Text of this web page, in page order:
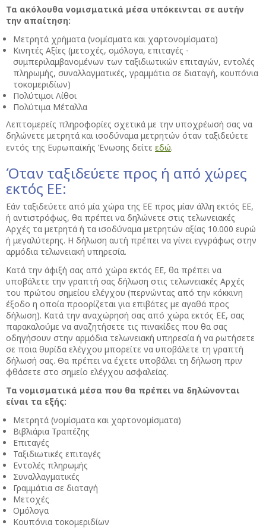
Τα ακόλουθα νομισματικά μέσα υπόκεινται σε αυτήν
την απαίτηση:
Μετρητά χρήματα (νομίσματα και χαρτονομίσματα)
Κινητές Αξίες (μετοχές, ομόλογα, επιταγές -
συμπεριλαμβανομένων των ταξιδιωτικών επιταγών, εντολές
πληρωμής, συναλλαγματικές, γραμμάτια σε διαταγή, κουπόνια
τοκομεριδίων)
Πολύτιμοι Λίθοι
Πολύτιμα Μέταλλα
Λεπτομερείς πληροφορίες σχετικά με την υποχρέωσή σας να
δηλώνετε μετρητά και ισοδύναμα μετρητών όταν ταξιδεύετε
εντός της Ευρωπαϊκής Ένωσης δείτε εδώ.
Όταν ταξιδεύετε προς ή από χώρες
εκτός ΕΕ:
Εάν ταξιδεύετε από μία χώρα της ΕΕ προς μίαν άλλη εκτός ΕΕ,
ή αντιστρόφως, θα πρέπει να δηλώνετε στις τελωνειακές
Αρχές τα μετρητά ή τα ισοδύναμα μετρητών αξίας 10.000 ευρώ
ή μεγαλύτερης. Η δήλωση αυτή πρέπει να γίνει εγγράφως στην
αρμόδια τελωνειακή υπηρεσία.
Κατά την άφιξή σας από χώρα εκτός ΕΕ, θα πρέπει να
υποβάλετε την γραπτή σας δήλωση στις τελωνειακές Αρχές
του πρώτου σημείου ελέγχου (περνώντας από την κόκκινη
έξοδο η οποία προορίζεται για επιβάτες με αγαθά προς
δήλωση). Κατά την αναχώρησή σας από χώρα εκτός ΕΕ, σας
παρακαλούμε να αναζητήσετε τις πινακίδες που θα σας
οδηγήσουν στην αρμόδια τελωνειακή υπηρεσία ή να ρωτήσετε
σε ποια θυρίδα ελέγχου μπορείτε να υποβάλετε τη γραπτή
δήλωσή σας. Θα πρέπει να έχετε υποβάλει τη δήλωση πριν
φθάσετε στο σημείο ελέγχου ασφαλείας.
Τα νομισματικά μέσα που θα πρέπει να δηλώνονται
είναι τα εξής:
Μετρητά (νομίσματα και χαρτονομίσματα)
Βιβλιάρια Τραπέζης
Επιταγές
Ταξιδιωτικές επιταγές
Εντολές πληρωμής
Συναλλαγματικές
Γραμμάτια σε διαταγή
Μετοχές
Ομόλογα
Κουπόνια τοκομεριδίων